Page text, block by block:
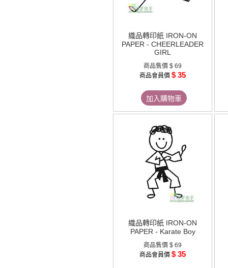
織品轉印紙 IRON-ON
PAPER - CHEERLEADER
GIRL
商品售價 $ 69
商品會員價 $ 35
加入購物車
織品轉印紙 IRON-ON
PAPER - Karate Boy
商品售價 $ 69
商品會員價 $ 35